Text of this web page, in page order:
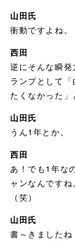
山田氏
衝動ですよね。
西田
逆にそんな瞬
ランプとして
たくなかった
山田氏
うん1年とか。
西田
あ！でも1年な
ャンなんです
（笑）
山田氏
書～きましたね